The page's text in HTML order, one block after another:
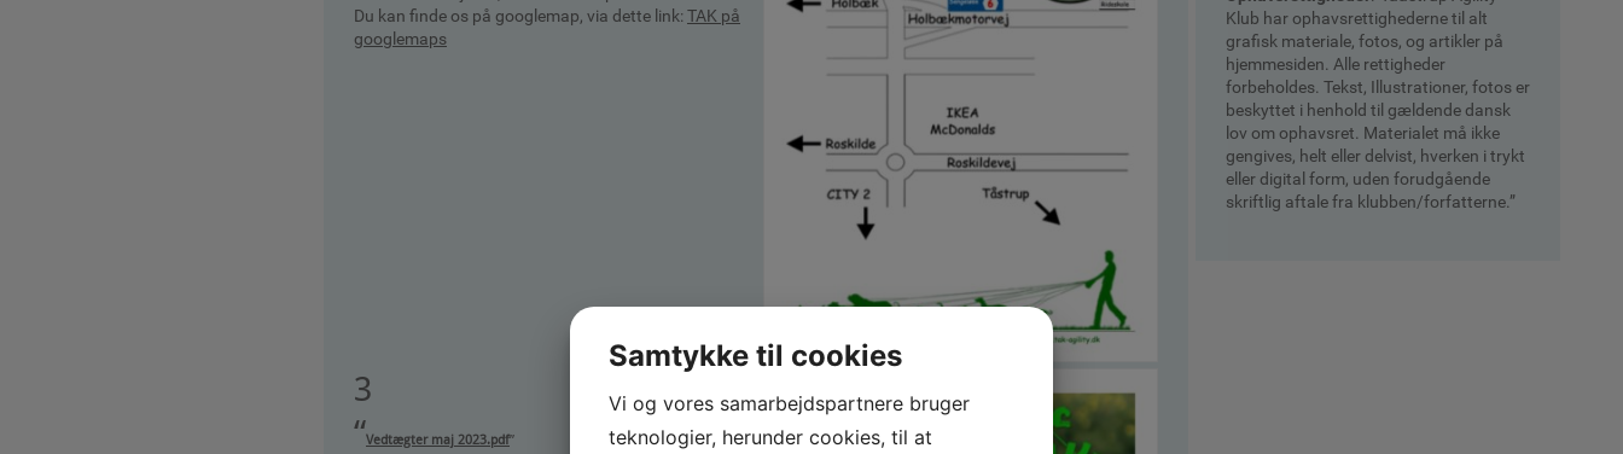
Du kan finde os på googlemap, via dette link: TAK på
googlemaps
3
“Vedtægter maj 2023.pdf”
Klub har ophavsrettighederne til alt
grafisk materiale, fotos, og artikler på
hjemmesiden. Alle rettigheder
forbeholdes. Tekst, Illustrationer, fotos er
beskyttet i henhold til gældende dansk
lov om ophavsret. Materialet må ikke
gengives, helt eller delvist, hverken i trykt
eller digital form, uden forudgående
skriftlig aftale fra klubben/forfatterne.”
Samtykke til cookies
Vi og vores samarbejdspartnere bruger
teknologier, herunder cookies, til at